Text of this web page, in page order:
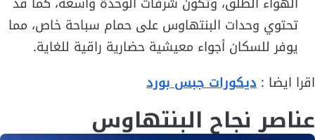
تحتوي وحدات البنتهاوس على حمام سباحة خاص، مما
يوفر للسكان أجواء معيشية حضارية راقية للغاية.
اقرا ايضا : ديكورات جبس بورد
عناصر نجاح البنتهاوس